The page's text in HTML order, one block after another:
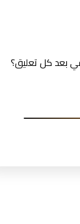
كل تعليق؟